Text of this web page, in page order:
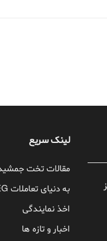
لینک سریع
مقالات تخت
به دنیای تعاملات TEG خوش آمدید!
اخذ نمایندگی
اخبار و تازه ها